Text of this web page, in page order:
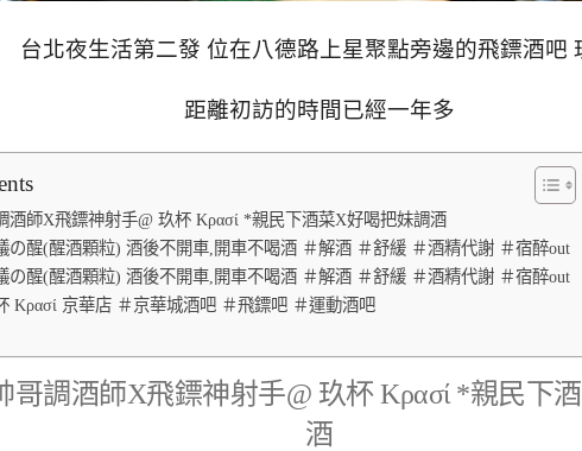
台北夜生活第二發 位在八德路上星聚點旁邊的飛鏢酒吧
距離初訪的時間已經一年多
酒師X飛鏢神射手@ 玖杯 Κρασί *親民下酒菜X好喝把妹調酒
の醒(醒酒顆粒) 酒後不開車,開車不喝酒 ＃解酒 ＃舒緩 ＃酒精代謝 ＃宿醉out
の醒(醒酒顆粒) 酒後不開車,開車不喝酒 ＃解酒 ＃舒緩 ＃酒精代謝 ＃宿醉out
Κρασί 京華店 ＃京華城酒吧 ＃飛鏢吧 ＃運動酒吧
哥調酒師X飛鏢神射手@ 玖杯 Κρασί *親民下
酒